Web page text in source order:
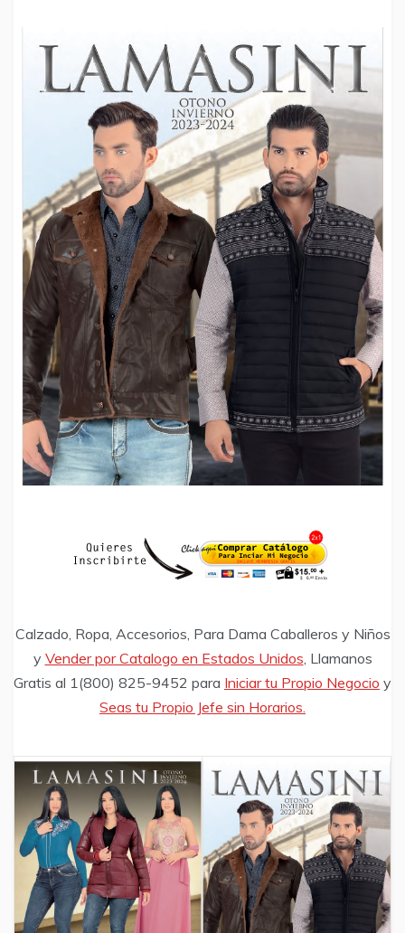
Calzado, Ropa, Accesorios, Para Dama Caballeros y Niños
y Vender por Catalogo en Estados Unidos, Llamanos
Gratis al 1(800) 825-9452 para Iniciar tu Propio Negocio y
Seas tu Propio Jefe sin Horarios.